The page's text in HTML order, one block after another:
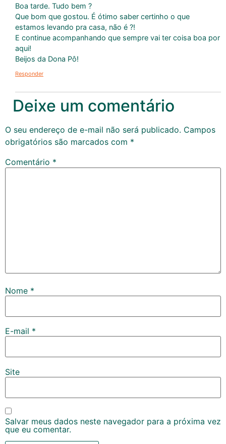
Boa tarde. Tudo bem ?
Que bom que gostou. É ótimo saber certinho o que
estamos levando pra casa, não é ?!
E continue acompanhando que sempre vai ter coisa boa por
aqui!
Beijos da Dona Pô!
Responder
Deixe um comentário
O seu endereço de e-mail não será publicado. Campos
obrigatórios são marcados com *
Comentário *
Nome *
E-mail *
Site
Salvar meus dados neste navegador para a próxima vez
que eu comentar.